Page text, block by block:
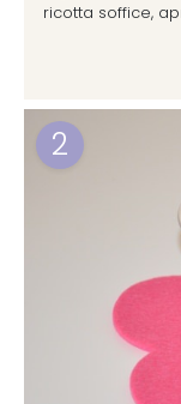
ricotta soffice,
2